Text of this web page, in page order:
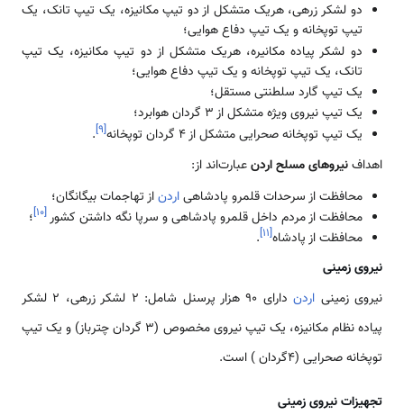
دو لشکر زرهی، هریک متشکل از دو تیپ مکانیزه، یک تیپ تانک، یک
تیپ توپخانه و یک تیپ دفاع هوایی؛
دو لشکر پیاده مکانیره، هریک متشکل از دو تیپ مکانیزه، یک تیپ
تانک، یک تیپ توپخانه و یک تیپ دفاع هوایی؛
یک تیپ گارد سلطنتی مستقل؛
یک تیپ نیروی ویژه متشکل از 3 گردان هوابرد؛
یک تیپ توپخانه صحرایی متشکل از 4 گردان توپخانه
[۹]
.
اهدافنیروهای مسلح اردنعبارت‌اند از:
محافظت از سرحدات قلمرو پادشاهیاردناز تهاجمات بیگانگان؛
محافظت از مردم داخل قلمرو پادشاهی و سرپا نگه داشتن کشور[۱۰]؛
محافظت از پادشاه[۱۱]
.
نیروی زمینی
نیروی زمینی اردن
دارای 90 هزار پرسنل شامل: 2 لشکر زرهی، 2 لشکر
پیاده نظام مکانیزه، یک تیپ نیروی مخصوص (3 گردان چترباز) و یک تیپ
توپخانه صحرایی (4گردان ) است.
تجهیزات نیروی زمینی